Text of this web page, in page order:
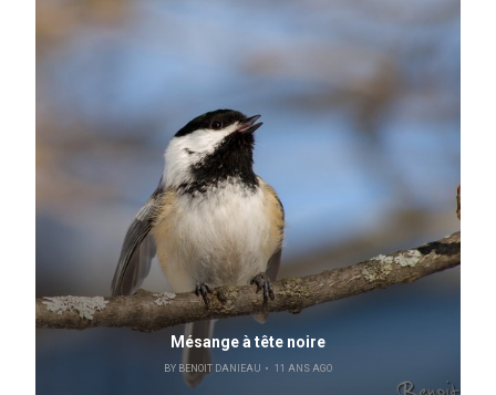
Mésange à tête noire
BY BENOIT DANIEAU 11 ANS AGO